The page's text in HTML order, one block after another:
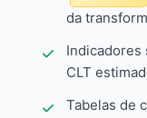
da
Indicadores
CLT
Tabelas de